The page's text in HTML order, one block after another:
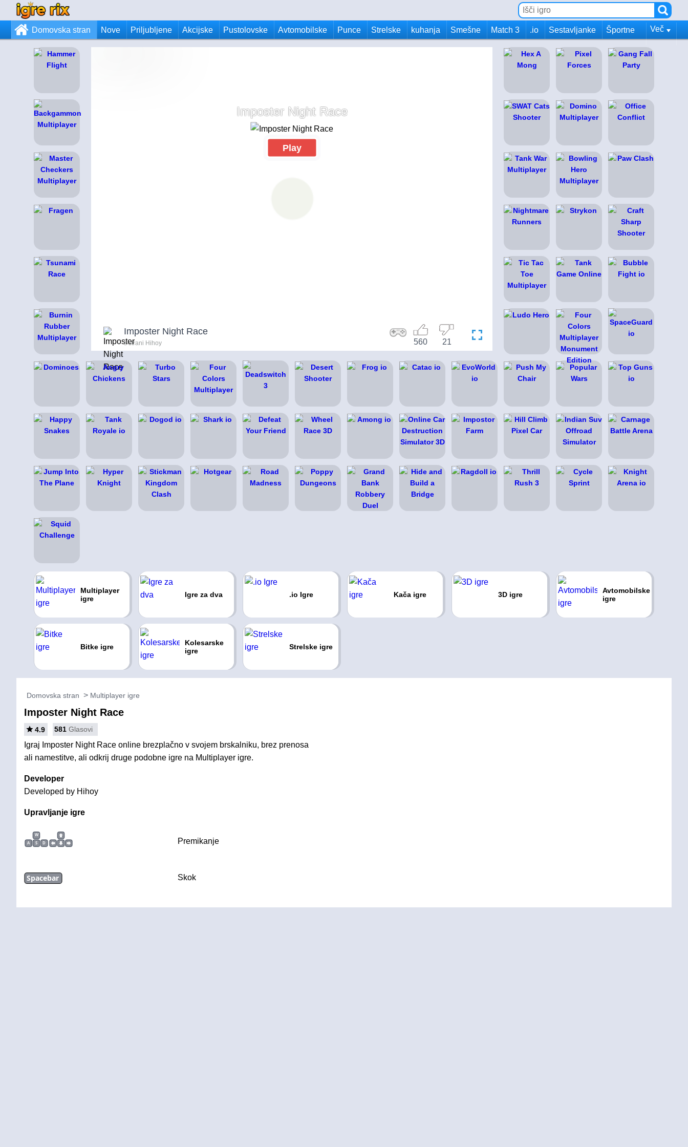
Domovska stran Nove Priljubljene Akcijske Pustolovske Avtomobilske Punce Strelske kuhanja Smešne Match 3 .io Sestavljanke Športne Več
Imposter Night Race
Play
Imposter Night Race
s strani Hihoy 21
560
Multiplayer
igre
Igre za dva .io Igre Kača igre 3D igre
Avtomobilske
igre
Bitke igre
Kolesarske
igre
Strelske igre
Domovska stran Multiplayer igre
Imposter Night Race
4.9 581 Glasovi
Igraj Imposter Night Race online brezplačno v svojem brskalniku, brez prenosa
ali namestitve, ali odkrij druge podobne igre na Multiplayer igre.
Developer
Developed by Hihoy
Upravljanje igre
W
A
S D Premikanje
Spacebar Skok